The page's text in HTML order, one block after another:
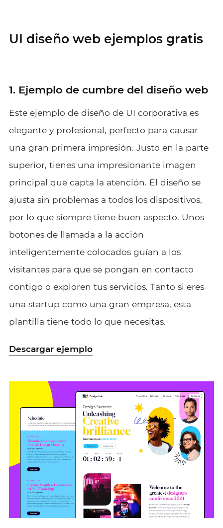
UI diseño web ejemplos gratis
1. Ejemplo de cumbre del diseño web
Este ejemplo de diseño de UI corporativa es
elegante y profesional, perfecto para causar
una gran primera impresión. Justo en la parte
superior, tienes una impresionante imagen
principal que capta la atención. El diseño se
ajusta sin problemas a todos los dispositivos,
por lo que siempre tiene buen aspecto. Unos
botones de llamada a la acción
inteligentemente colocados guían a los
visitantes para que se pongan en contacto
contigo o exploren tus servicios. Tanto si eres
una startup como una gran empresa, esta
plantilla tiene todo lo que necesitas.
Descargar ejemplo